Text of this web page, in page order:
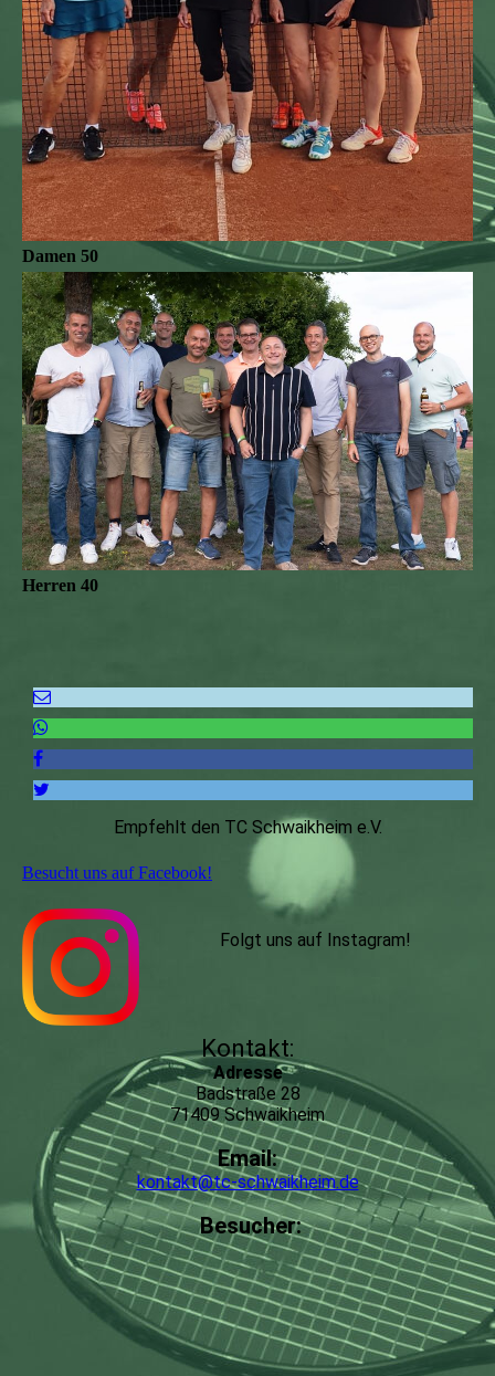
Damen 50
Herren 40
Empfehlt den TC Schwaikheim e.V.
Besucht uns auf Facebook!
Folgt uns auf Instagram!
Kontakt:
Adresse
Badstraße 28
71409 Schwaikheim
Email:
kontakt@tc-schwaikheim.de
Besucher: